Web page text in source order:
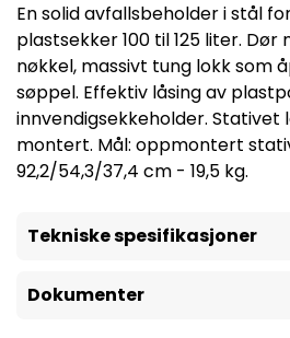
En solid avfallsbeholder i stål
plastsekker 100 til 125 liter. Dør
nøkkel, massivt tung lokk som
søppel. Effektiv låsing av
innvendigsekkeholder. Stativet
montert. Mål: oppmontert
92,2/54,3/37,4 cm - 19,5 kg.
Tekniske spesifikasjoner
Dokumenter